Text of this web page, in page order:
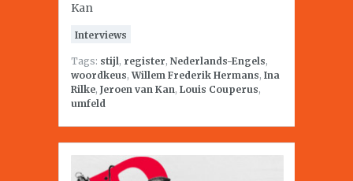
Kan
Interviews
Tags: stijl, register, Nederlands-Engels,
woordkeus,Willem Frederik Hermans, Ina
Rilke, Jeroen van Kan, Louis Couperus,
umfeld